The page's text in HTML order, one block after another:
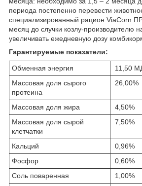
периода постепенно перевести
специализированный рацион ViaCorn
месяц до случки козлу-производителю
увеличивать ежедневную дозу
Гарантируемые показатели:
Обменная энергия
11,50
Массовая доля сырого
протеина
26,00%
Массовая доля жира
4,50%
Массовая доля сырой
клетчатки
7,50%
Кальций
0,96%
Фосфор
0,60%
Соль поваренная
1,00%